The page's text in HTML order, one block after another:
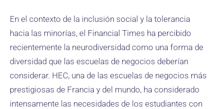
En el contexto de la inclusión social y la tolerancia
hacia las minorías, el Financial Times ha percibido
recientemente la neurodiversidad como una forma de
diversidad que las escuelas de negocios deberían
considerar. HEC, una de las escuelas de negocios más
prestigiosas de Francia y del mundo, ha considerado
intensamente las necesidades de los estudiantes con